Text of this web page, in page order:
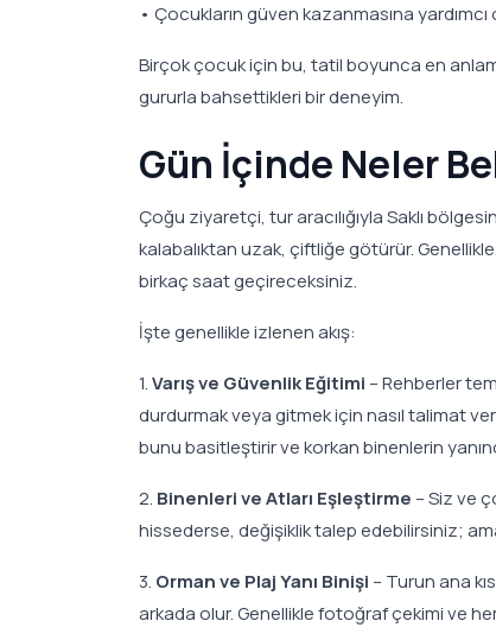
• Çocukların güven kazanmasına
Birçok çocuk için bu, tatil boyunca en
gururla bahsettikleri bir deneyim.
Gün İçinde Neler
Çoğu ziyaretçi, tur aracılığıyla Saklı
kalabalıktan uzak, çiftliğe götürür.
birkaç saat geçireceksiniz.
İşte genellikle izlenen akış:
1.Varış ve Güvenlik Eğitimi – Rehberler
durdurmak veya gitmek için nasıl talimat
bunu basitleştirir ve korkan binenlerin
2. Binenleri ve Atları Eşleştirme – Siz ve
hissederse, değişiklik talep edebilirsiniz;
3. Orman ve Plaj Yanı Binişi – Turun ana
arkada olur. Genellikle fotoğraf çekimi ve